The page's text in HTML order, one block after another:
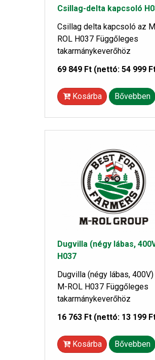
Csillag-delta kapcsoló
Csillag delta kapcsoló az
ROL H037 Függőleges
takarmánykeverőhöz
69 849 Ft (nettó: 54 999
Kosárba Bővebben
Dugvilla (négy lábas,
H037
Dugvilla (négy lábas, 400V)
M-ROL H037 Függőleges
takarmánykeverőhöz
16 763 Ft (nettó: 13 199
Kosárba Bővebben